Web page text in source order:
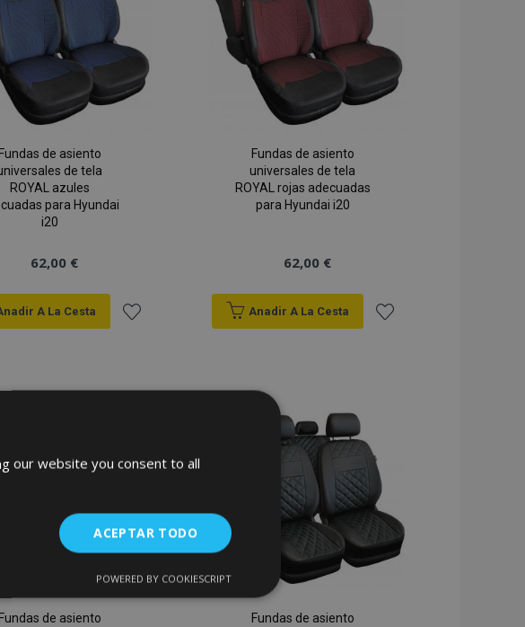
Deseos
Deseos
Fundas de asiento
de tela
ROYAL azules
para Hyundai
i20
62,00 €
A La Cesta
Fundas de asiento
universales de tela
ROYAL rojas adecuadas
para Hyundai i20
62,00 €
Anadir A La Cesta
de
Deseos
Fundas de asiento
Fundas de asiento
our website you consent to all
ACEPTAR TODO
Cookies de
funcionalidad
POWERED BY COOKIESCRIPT